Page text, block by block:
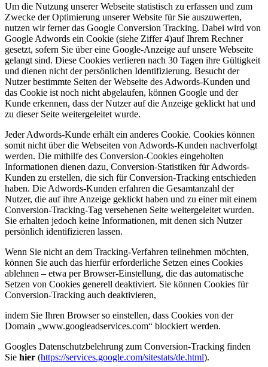
Um die Nutzung unserer Webseite statistisch zu erfassen und zum
Zwecke der Optimierung unserer Website für Sie auszuwerten,
nutzen wir ferner das Google Conversion Tracking. Dabei wird von
Google Adwords ein Cookie (siehe Ziffer 4)auf Ihrem Rechner
gesetzt, sofern Sie über eine Google-Anzeige auf unsere Webseite
gelangt sind. Diese Cookies verlieren nach 30 Tagen ihre Gültigkeit
und dienen nicht der persönlichen Identifizierung. Besucht der
Nutzer bestimmte Seiten der Webseite des Adwords-Kunden und
das Cookie ist noch nicht abgelaufen, können Google und der
Kunde erkennen, dass der Nutzer auf die Anzeige geklickt hat und
zu dieser Seite weitergeleitet wurde.
Jeder Adwords-Kunde erhält ein anderes Cookie. Cookies können
somit nicht über die Webseiten von Adwords-Kunden nachverfolgt
werden. Die mithilfe des Conversion-Cookies eingeholten
Informationen dienen dazu, Conversion-Statistiken für Adwords-
Kunden zu erstellen, die sich für Conversion-Tracking entschieden
haben. Die Adwords-Kunden erfahren die Gesamtanzahl der
Nutzer, die auf ihre Anzeige geklickt haben und zu einer mit einem
Conversion-Tracking-Tag versehenen Seite weitergeleitet wurden.
Sie erhalten jedoch keine Informationen, mit denen sich Nutzer
persönlich identifizieren lassen.
Wenn Sie nicht an dem Tracking-Verfahren teilnehmen möchten,
können Sie auch das hierfür erforderliche Setzen eines Cookies
ablehnen – etwa per Browser-Einstellung, die das automatische
Setzen von Cookies generell deaktiviert. Sie können Cookies für
Conversion-Tracking auch deaktivieren,
indem Sie Ihren Browser so einstellen, dass Cookies von der
Domain „www.googleadservices.com“ blockiert werden.
Googles Datenschutzbelehrung zum Conversion-Tracking finden
Sie hier (https://services.google.com/sitestats/de.html).